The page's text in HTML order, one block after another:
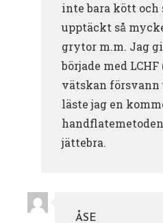
inte bara kött och
upptäckt så
grytor m.m. Jag
började med
vätskan försvann
läste jag en
jättebra.
ÅSE